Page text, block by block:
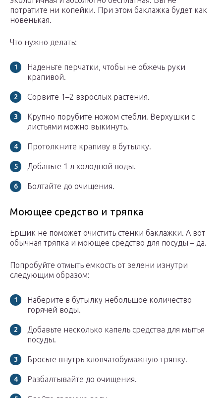
потратите ни копейки. При этом баклажка будет как
новенькая.
Что нужно делать:
Наденьте перчатки, чтобы не обжечь руки
крапивой.
Сорвите 1–2 взрослых растения.
Крупно порубите ножом стебли. Верхушки с
листьями можно выкинуть.
Протолкните крапиву в бутылку.
Добавьте 1 л холодной воды.
Болтайте до очищения.
Моющее средство и тряпка
Ершик не поможет очистить стенки баклажки. А вот
обычная тряпка и моющее средство для посуды – да.
Попробуйте отмыть емкость от зелени изнутри
следующим образом:
Наберите в бутылку небольшое количество
горячей воды.
Добавьте несколько капель средства для мытья
посуды.
Бросьте внутрь хлопчатобумажную тряпку.
Разбалтывайте до очищения.